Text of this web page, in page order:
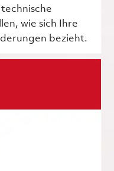
wie sich Ihre
bezieht.